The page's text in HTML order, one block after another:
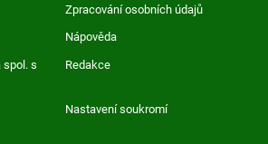
Zpracování osobních údajů
Nápověda
spol. s
Redakce
Nastavení soukromí